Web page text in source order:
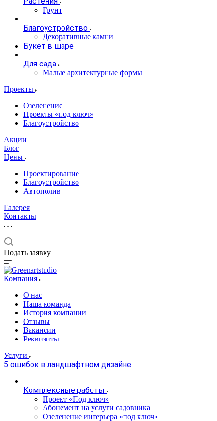
Грунт
Благоустройство
Декоративные камни
Букет в шаре
Для сада
Малые архитектурные формы
Проекты
Озеленение
Проекты «под ключ»
Благоустройство
Акции
Блог
Цены
Проектирование
Благоустройство
Автополив
Галерея
Контакты
Подать заявку
Компания
О нас
Наша команда
История компании
Отзывы
Вакансии
Реквизиты
Услуги
5 ошибок в ландшафтном дизайне
Комплексные работы
Проект «Под ключ»
Абонемент на услуги садовника
Озеленение интерьера «под ключ»